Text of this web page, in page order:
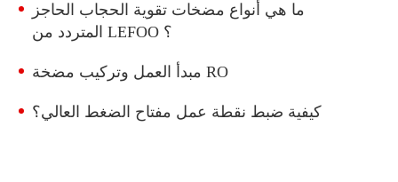
ما هي أنواع مضخات تقوية الحجاب الحاجز
المتردد من LEFOO ؟
مبدأ العمل وتركيب مضخة RO
كيفية ضبط نقطة عمل مفتاح الضغط العالي؟